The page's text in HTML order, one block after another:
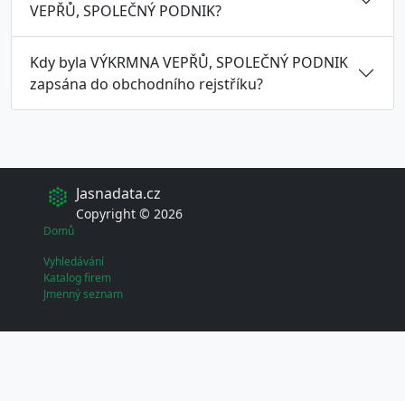
VEPŘŮ, SPOLEČNÝ PODNIK?
Kdy byla VÝKRMNA VEPŘŮ, SPOLEČNÝ PODNIK
zapsána do obchodního rejstříku?
Jasnadata.cz
Copyright © 2026
Domů
Vyhledávání
Katalog firem
Jmenný seznam